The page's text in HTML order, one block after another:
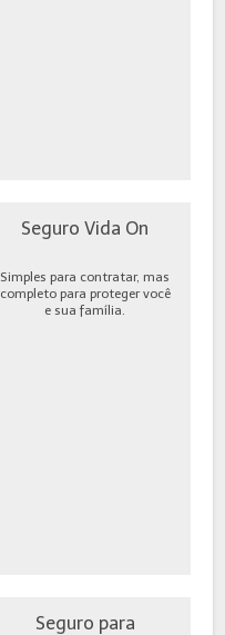
Seguro Vida On
Simples para contratar, mas
completo para proteger você
e sua família.
Seguro para